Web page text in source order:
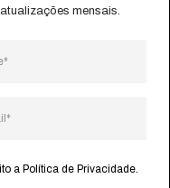
que não
mas
de qualidade
a Política de Privacidade.
mensais.